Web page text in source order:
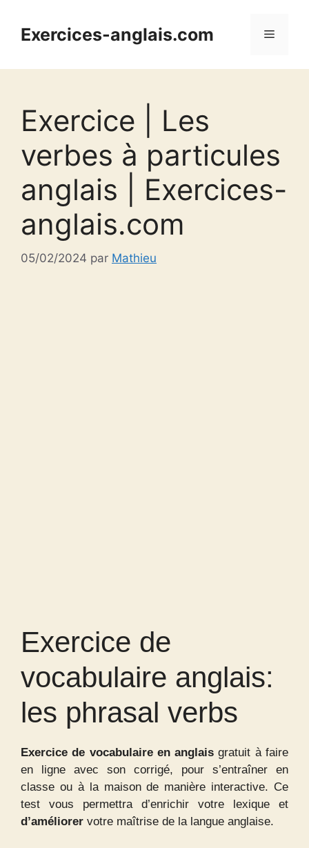
contenuExercices-anglais.com Menu
Exercice | Les
verbes à particules
anglais | Exercices-
anglais.com
05/02/2024 par Mathieu
Exercice de
vocabulaire anglais:
les phrasal verbs
Exercice de vocabulaire en anglais gratuit à faire
en ligne avec son corrigé, pour s’entraîner en
classe ou à la maison de manière interactive. Ce
test vous permettra d’enrichir votre lexique et
d’améliorer votre maîtrise de la langue anglaise.